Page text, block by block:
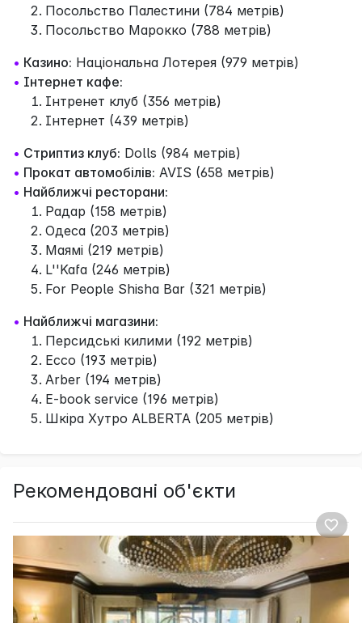
Посольство Палестини (784 метрів)
Посольство Марокко (788 метрів)
• Казино: Нацiональна Лотерея (979 метрів)
• Інтернет кафе:
Інтренет клуб (356 метрів)
Інтернет (439 метрів)
• Стриптиз клуб: Dolls (984 метрів)
• Прокат автомобілів: AVIS (658 метрів)
• Найближчі ресторани:
Радар (158 метрів)
Одеса (203 метрів)
Маямі (219 метрів)
L''Kafa (246 метрів)
For People Shisha Bar (321 метрів)
• Найближчі магазини:
Персидські килими (192 метрів)
Ecco (193 метрів)
Arber (194 метрів)
E-book service (196 метрів)
Шкіра Хутро ALBERTA (205 метрів)
Рекомендовані об'єкти